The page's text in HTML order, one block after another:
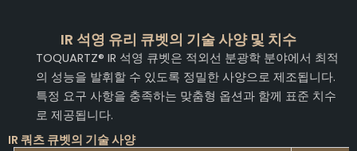
IR 석영 유리 큐벳의 기술 사양 및 치수
TOQUARTZ® IR 석영 큐벳은 적외선 분광학 분야에서 최적
의 성능을 발휘할 수 있도록 정밀한 사양으로 제조됩니다.
특정 요구 사항을 충족하는 맞춤형 옵션과 함께 표준 치수
로 제공됩니다.
IR 쿼츠 큐벳의 기술 사양